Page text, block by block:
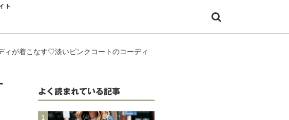
ト
ィが着こなす♡淡いピンクコートのコーディ
よく読まれている記事